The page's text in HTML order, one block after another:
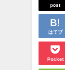
post
はてブ
Pocket